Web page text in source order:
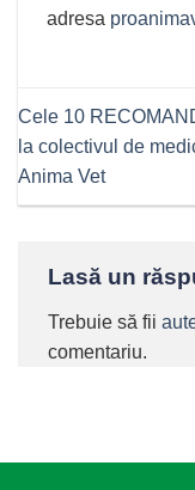
adresa
Cele 10
la colectivul de
Anima Vet
Lasă un
Trebuie să fii
comentariu.